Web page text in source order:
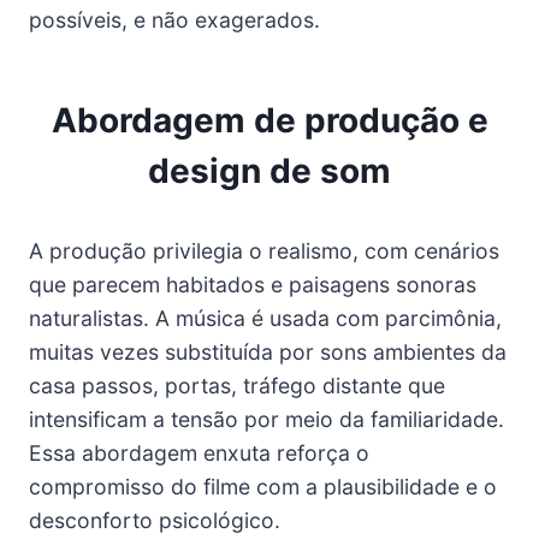
possíveis, e não exagerados.
Abordagem de produção e
design de som
A produção privilegia o realismo, com cenários
que parecem habitados e paisagens sonoras
naturalistas. A música é usada com parcimônia,
muitas vezes substituída por sons ambientes da
casa passos, portas, tráfego distante que
intensificam a tensão por meio da familiaridade.
Essa abordagem enxuta reforça o
compromisso do filme com a plausibilidade e o
desconforto psicológico.